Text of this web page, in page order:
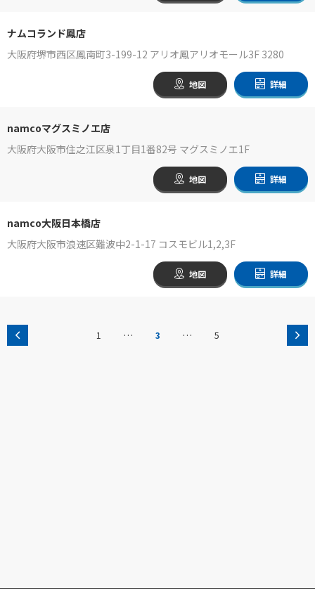
ナムコランド鳳店
大阪府堺市西区鳳南町3-199-12 アリオ鳳アリオモール3F 3280
地図 詳細
namcoマグスミノエ店
大阪府大阪市住之江区泉1丁目1番82号 マグスミノエ1F
地図 詳細
namco大阪日本橋店
大阪府大阪市浪速区難波中2-1-17 コスモビル1,2,3F
地図 詳細
1 … 3 … 5